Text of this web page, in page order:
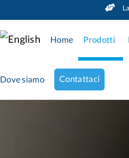
Home Prodotti
Dove siamo Contattaci